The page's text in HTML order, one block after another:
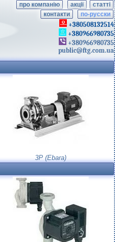
про компанію акції
статті
контакти
по-русски
+380508132514
+380966980735
+380966980735
public@ftg.com.ua
3P (Ebara)